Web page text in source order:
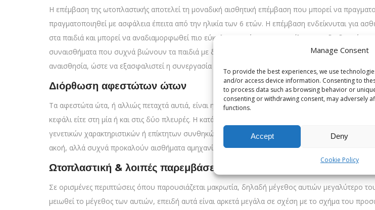
Manage Consent
To provide the best experiences, we use
and/or access device information. Consenting to
to process data such as browsing behavior or
consenting or withdrawing consent, may adversely
functions.
Accept Deny
Cookie Policy
Η επέμβαση της ωτοπλαστικής αποτελεί τη μοναδική αισθητική επέμβαση που μπορεί να
πραγματοποιηθεί με ασφάλεια έπειτα από την ηλικία των 6 ετών. Η επέμβαση ενδείκνυται για
στα παιδιά και μπορεί να αναδιαμορφωθεί πιο εύκολα. Ταυτόχρονα, η εκτέλεση της διαδικασίας
συναισθήματα που συχνά βιώνουν τα παιδιά με δυσμορφίες των αυτιών. Σε ασθενείς παιδικής
αναισθησία, ώστε να εξασφαλιστεί η συνεργασία τους.
Διόρθωση αφεστώτων ώτων
Τα αφεστώτα ώτα, ή αλλιώς πεταχτά αυτιά, είναι η πιο κοινή δυσμορφία των πτερυγίων των
κεφάλι είτε στη μία ή και στις δύο πλευρές. Η κατάσταση αυτή προκύπτει συνήθως εξαιτίας
γενετικών χαρακτηριστικών ή επίκτητων συνθηκών που ασκούν επιρροές στην ανάπτυξη του
ακοή, αλλά συχνά προκαλούν αισθήματα αμηχανίας και ψυχολογικής δυσφορίας.
Ωτοπλαστική & λοιπές παρεμβάσεις στα αυτιά
Σε ορισμένες περιπτώσεις όπου παρουσιάζεται μακρωτία, δηλαδή μέγεθος αυτιών μεγαλύτερο
μειωθεί το μέγεθος των αυτιών, επειδή αυτά είναι αρκετά μεγάλα σε σχέση με το σχήμα του